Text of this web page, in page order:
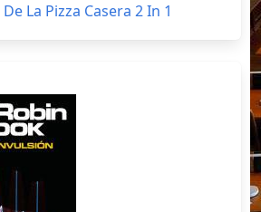
La Pizza Casera 2 In 1